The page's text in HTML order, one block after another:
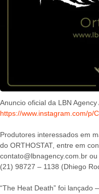
Anuncio oficial da LBN Agency
https://www.instagram.com/p/
Produtores interessados em
do ORTHOSTAT, entre em
contato@lbnagency.com.br
(21) 98727 – 1138 (Dhiego
“The Heat Death” foi